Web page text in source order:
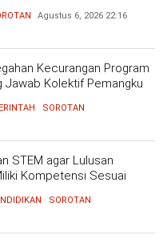
Agustus 6, 2026 22:16
Kecurangan Program
Jawab Kolektif Pemangku
SOROTAN
STEM agar Lulusan
Kompetensi Sesuai
SOROTAN